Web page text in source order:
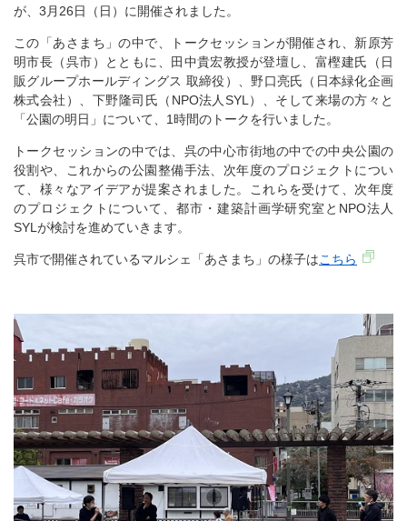
が、3月26日（日）に開催されました。
この「あさまち」の中で、トークセッションが開催され、新原芳
明市長（呉市）とともに、田中貴宏教授が登壇し、富樫建氏（⽇
販グループホールディングス 取締役）、野⼝亮氏（⽇本緑化企画
株式会社）、下野隆司氏（NPO法人SYL）、そして来場の方々と
「公園の明日」について、1時間のトークを行いました。
トークセッションの中では、呉の中心市街地の中での中央公園の
役割や、これからの公園整備手法、次年度のプロジェクトについ
て、様々なアイデアが提案されました。これらを受けて、次年度
のプロジェクトについて、都市・建築計画学研究室とNPO法人
SYLが検討を進めていきます。
呉市で開催されているマルシェ「あさまち」の様子はこちら